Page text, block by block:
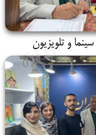
و تلویزیون